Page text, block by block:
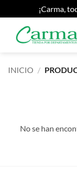
¡Carma,
INICIO /
No se han